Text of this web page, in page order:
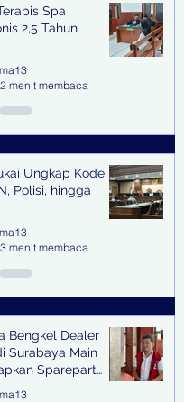
Spa
2,5 Tahun
2 menit membaca
Ungkap Kode
Polisi, hingga
3 menit membaca
Bengkel Dealer
Surabaya Main
Sparepart